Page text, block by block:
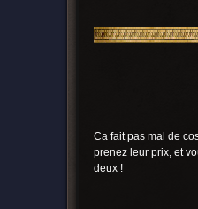
Ca fait pas mal de
prenez leur prix, et
deux !